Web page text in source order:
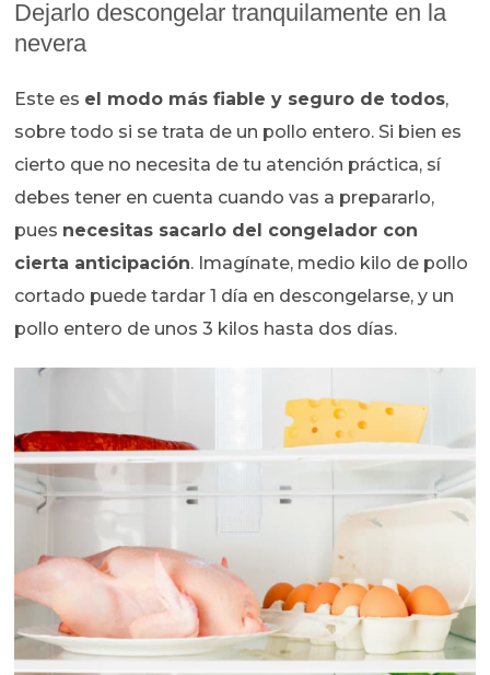
Dejarlo descongelar tranquilamente en la
nevera
Este es el modo más fiable y seguro de todos,
sobre todo si se trata de un pollo entero. Si bien es
cierto que no necesita de tu atención práctica, sí
debes tener en cuenta cuando vas a prepararlo,
pues necesitas sacarlo del congelador con
cierta anticipación. Imagínate, medio kilo de pollo
cortado puede tardar 1 día en descongelarse, y un
pollo entero de unos 3 kilos hasta dos días.